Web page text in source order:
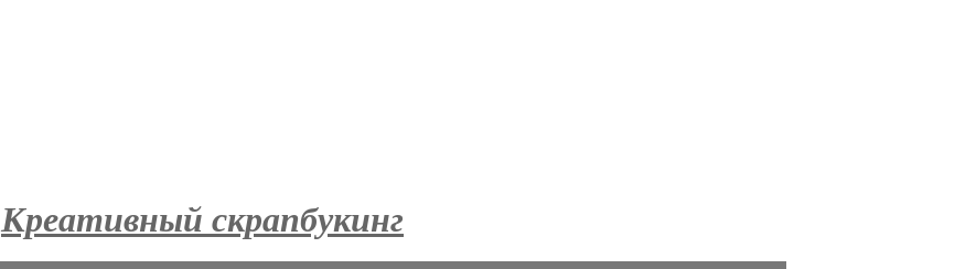
Креативный скрапбукинг